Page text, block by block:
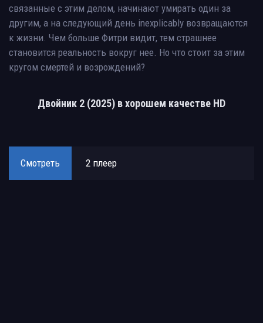
связанные с этим делом, начинают умирать один за
другим, а на следующий день inexplicably возвращаются
к жизни. Чем больше Фитри видит, тем страшнее
становится реальность вокруг нее. Но что стоит за этим
кругом смертей и возрождений?
Двойник 2 (2025) в хорошем качестве HD
Смотреть 2 плеер